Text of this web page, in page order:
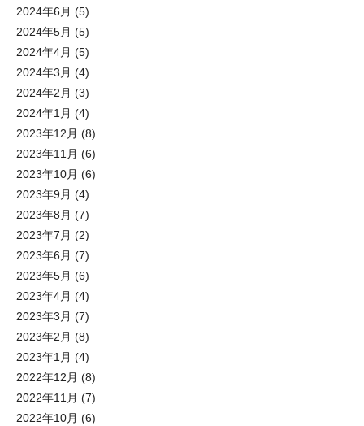
2024年6月 (5)
2024年5月 (5)
2024年4月 (5)
2024年3月 (4)
2024年2月 (3)
2024年1月 (4)
2023年12月 (8)
2023年11月 (6)
2023年10月 (6)
2023年9月 (4)
2023年8月 (7)
2023年7月 (2)
2023年6月 (7)
2023年5月 (6)
2023年4月 (4)
2023年3月 (7)
2023年2月 (8)
2023年1月 (4)
2022年12月 (8)
2022年11月 (7)
2022年10月 (6)